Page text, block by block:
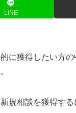
LINE
に獲得したい方
規相談を獲得す